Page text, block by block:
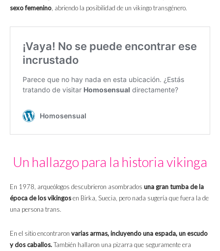
sexo femenino , abriendo la posibilidad de un vikingo transgénero.
Un hallazgo para la historia vikinga
En 1978, arqueólogos descubrieron asombrados una gran tumba de la
época de los vikingosen Birka, Suecia, pero nada sugería que fuera la de
una persona trans.
En el sitio encontraron varias armas, incluyendo una espada, un escudo
y dos caballos.También hallaron una pizarra que seguramente era